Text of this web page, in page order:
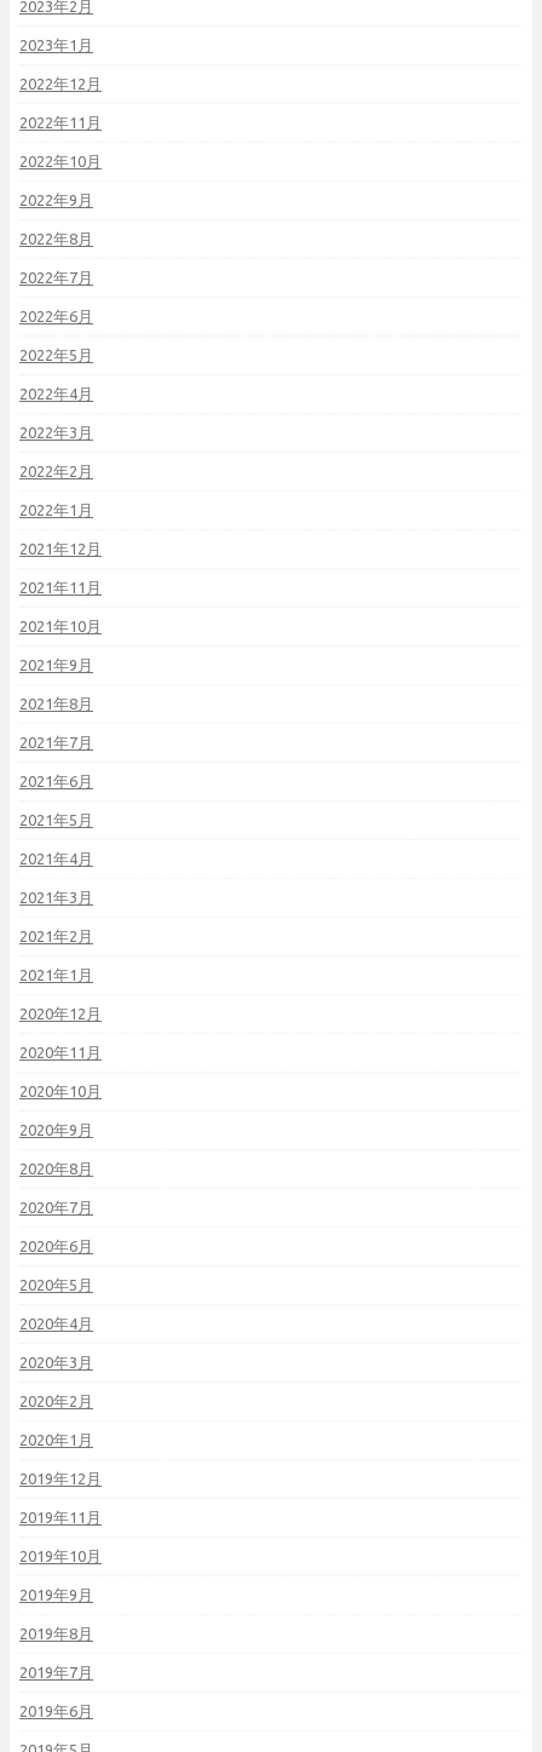
2023年2月
2023年1月
2022年12月
2022年11月
2022年10月
2022年9月
2022年8月
2022年7月
2022年6月
2022年5月
2022年4月
2022年3月
2022年2月
2022年1月
2021年12月
2021年11月
2021年10月
2021年9月
2021年8月
2021年7月
2021年6月
2021年5月
2021年4月
2021年3月
2021年2月
2021年1月
2020年12月
2020年11月
2020年10月
2020年9月
2020年8月
2020年7月
2020年6月
2020年5月
2020年4月
2020年3月
2020年2月
2020年1月
2019年12月
2019年11月
2019年10月
2019年9月
2019年8月
2019年7月
2019年6月